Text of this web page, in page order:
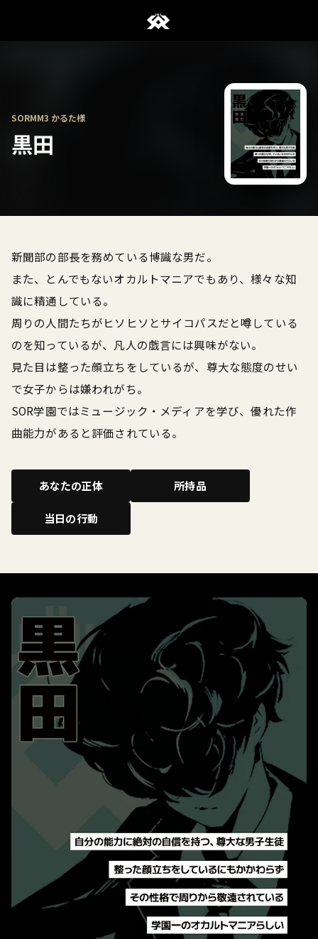
SORMM3 かるた様
黒田
新聞部の部長を務めている博識な男だ。
また、とんでもないオカルトマニアでもあり、様々な知
識に精通している。
周りの人間たちがヒソヒソとサイコパスだと噂している
のを知っているが、凡人の戯言には興味がない。
見た目は整った顔立ちをしているが、尊大な態度のせい
で女子からは嫌われがち。
SOR学園ではミュージック・メディアを学び、優れた作
曲能力があると評価されている。
あなたの正体 所持品
当日の行動